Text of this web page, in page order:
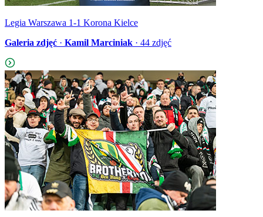
Legia Warszawa 1-1 Korona Kielce
Galeria zdjęć · Kamil Marciniak · 44 zdjęć